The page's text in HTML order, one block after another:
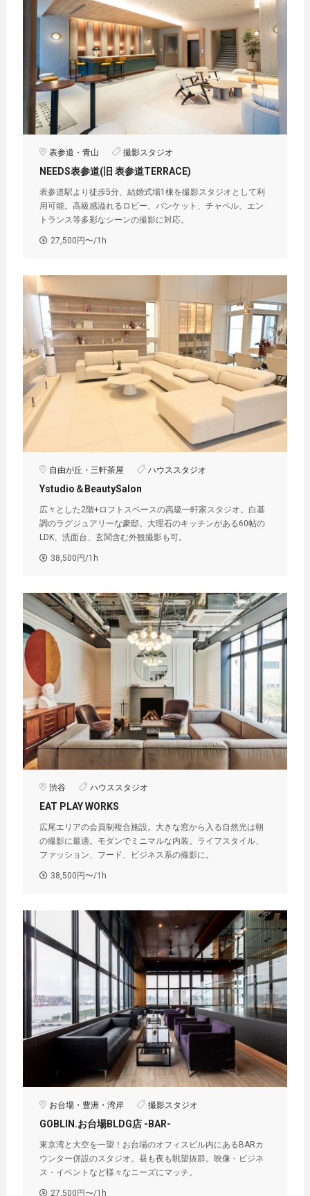
表参道・青山 撮影スタジオ
NEEDS表参道(旧 表参道TERRACE)
表参道駅より徒歩5分、結婚式場1棟を撮影スタジオとして利
用可能。高級感溢れるロビー、バンケット、チャペル、エン
トランス等多彩なシーンの撮影に対応。
27,500円〜/1h
自由が丘・三軒茶屋 ハウススタジオ
Ystudio＆BeautySalon
広々とした2階+ロフトスペースの高級一軒家スタジオ。白基
調のラグジュアリーな豪邸。大理石のキッチンがある60帖の
LDK、洗面台、玄関含む外観撮影も可。
38,500円/1h
渋谷 ハウススタジオ
EAT PLAY WORKS
広尾エリアの会員制複合施設。大きな窓から入る自然光は朝
の撮影に最適。モダンでミニマルな内装。ライフスタイル、
ファッション、フード、ビジネス系の撮影に。
38,500円〜/1h
お台場・豊洲・湾岸 撮影スタジオ
GOBLIN.お台場BLDG店 -BAR-
東京湾と大空を一望！お台場のオフィスビル内にあるBARカ
ウンター併設のスタジオ。昼も夜も眺望抜群。映像・ビジネ
ス・イベントなど様々なニーズにマッチ。
27,500円〜/1h